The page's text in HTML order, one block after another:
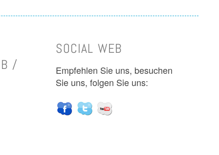
/
SOCIAL WEB
Empfehlen Sie uns, besuchen
Sie uns, folgen Sie uns: